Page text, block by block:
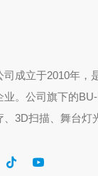
司成立于2010年，
。公司旗下的
3D扫描、舞台灯